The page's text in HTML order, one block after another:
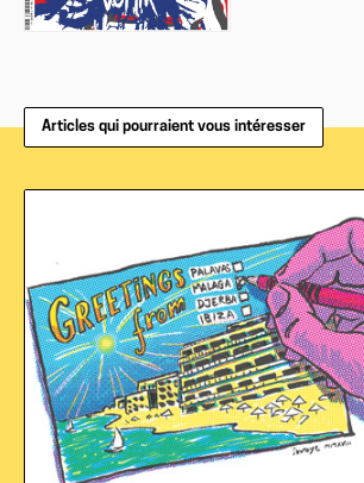
Articles qui pourraient vous intéresser